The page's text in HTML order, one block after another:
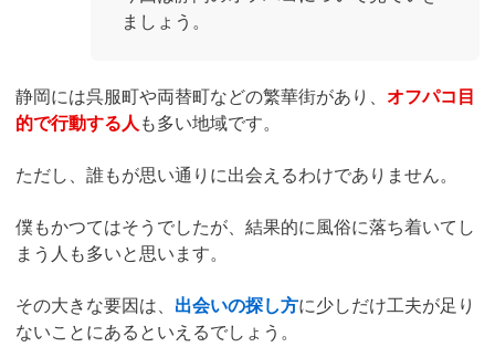
ましょう。
静岡には呉服町や両替町などの繁華街があり、 オフパコ目
的で行動する人も多い地域です。
ただし、誰もが思い通りに出会えるわけでありません。
僕もかつてはそうでしたが、結果的に風俗に落ち着いてし
まう人も多いと思います。
その大きな要因は、 出会いの探し方に少しだけ工夫が足り
ないことにあるといえるでしょう。